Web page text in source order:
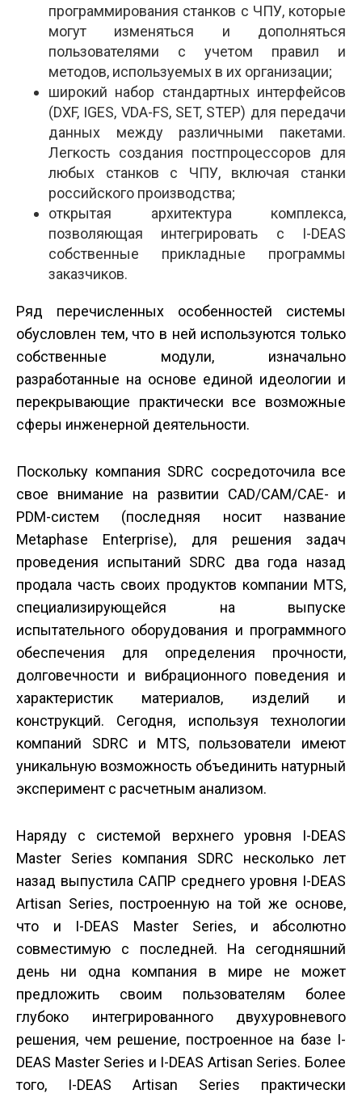
программирования станков с ЧПУ, которые
могут изменяться и дополняться
пользователями с учетом правил и
методов, используемых в их организации;
широкий набор стандартных интерфейсов
(DXF, IGES, VDA-FS, SET, STEP) для передачи
данных между различными пакетами.
Легкость создания постпроцессоров для
любых станков с ЧПУ, включая станки
российского производства;
открытая архитектура комплекса,
позволяющая интегрировать с I-DEAS
собственные прикладные программы
заказчиков.
Ряд перечисленных особенностей системы
обусловлен тем, что в ней используются только
собственные модули, изначально
разработанные на основе единой идеологии и
перекрывающие практически все возможные
сферы инженерной деятельности.
Поскольку компания SDRC сосредоточила все
свое внимание на развитии CAD/CAM/CAE- и
PDM-систем (последняя носит название
Metaphase Enterprise), для решения задач
проведения испытаний SDRC два года назад
продала часть своих продуктов компании MTS,
специализирующейся на выпуске
испытательного оборудования и программного
обеспечения для определения прочности,
долговечности и вибрационного поведения и
характеристик материалов, изделий и
конструкций. Сегодня, используя технологии
компаний SDRC и MTS, пользователи имеют
уникальную возможность объединить натурный
эксперимент с расчетным анализом.
Наряду с системой верхнего уровня I-DEAS
Master Series компания SDRC несколько лет
назад выпустила САПР среднего уровня I-DEAS
Artisan Series, построенную на той же основе,
что и I-DEAS Master Series, и абсолютно
совместимую с последней. На сегодняшний
день ни одна компания в мире не может
предложить своим пользователям более
глубоко интегрированного двухуровневого
решения, чем решение, построенное на базе I-
DEAS Master Series и I-DEAS Artisan Series. Более
того, I-DEAS Artisan Series практически